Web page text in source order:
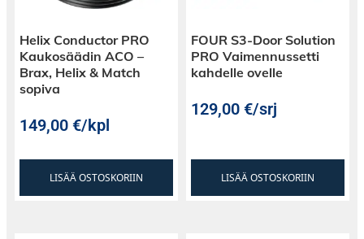
Helix Conductor PRO
Kaukosäädin ACO –
Brax, Helix & Match
sopiva
149,00€/kpl
LISÄÄ OSTOSKORIIN
FOUR S3-Door Solution
PRO Vaimennussetti
kahdelle ovelle
129,00€/srj
LISÄÄ OSTOSKORIIN